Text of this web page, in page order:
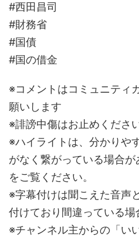
#西田昌司
#財務省
#国債
#国の借金
※コメントはコミュニティ
願いします
※誹謗中傷はお止めくださ
※ハイライトは、分かりや
がなく繋がっている場合
をご覧ください。
※字幕付けは聞こえた音声
付けており間違っている場
※チャンネル主からの「い